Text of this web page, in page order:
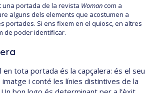
una portada de la revista Womancom a
alguns dels elements que acostumen a
portades. Si ens fixem en el quiosc, en altres
de poder identificar.
en tota portada és la capçalera: és el seu
i conté les línies distintives de la